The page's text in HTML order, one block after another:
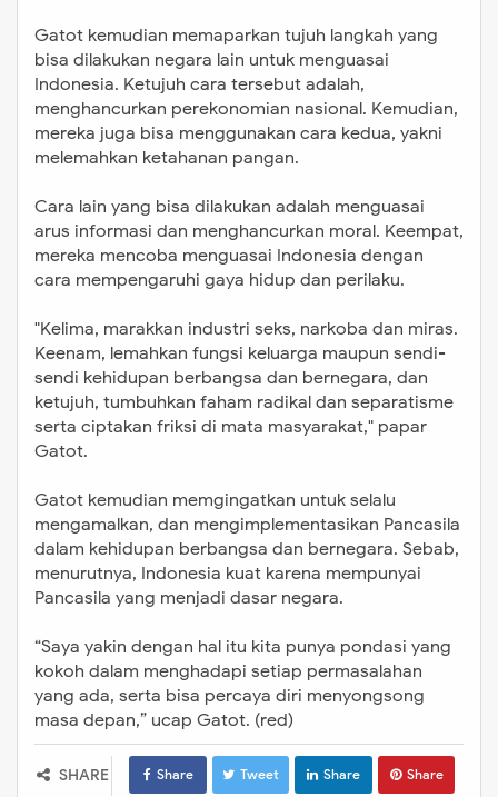
Gatot kemudian memaparkan tujuh langkah yang
bisa dilakukan negara lain untuk menguasai
Indonesia. Ketujuh cara tersebut adalah,
menghancurkan perekonomian nasional. Kemudian,
mereka juga bisa menggunakan cara kedua, yakni
melemahkan ketahanan pangan.
Cara lain yang bisa dilakukan adalah menguasai
arus informasi dan menghancurkan moral. Keempat,
mereka mencoba menguasai Indonesia dengan
cara mempengaruhi gaya hidup dan perilaku.
"Kelima, marakkan industri seks, narkoba dan miras.
Keenam, lemahkan fungsi keluarga maupun sendi-
sendi kehidupan berbangsa dan bernegara, dan
ketujuh, tumbuhkan faham radikal dan separatisme
serta ciptakan friksi di mata masyarakat," papar
Gatot.
Gatot kemudian memgingatkan untuk selalu
mengamalkan, dan mengimplementasikan Pancasila
dalam kehidupan berbangsa dan bernegara. Sebab,
menurutnya, Indonesia kuat karena mempunyai
Pancasila yang menjadi dasar negara.
“Saya yakin dengan hal itu kita punya pondasi yang
kokoh dalam menghadapi setiap permasalahan
yang ada, serta bisa percaya diri menyongsong
masa depan,” ucap Gatot. (red)
SHARE Share Tweet Share Share